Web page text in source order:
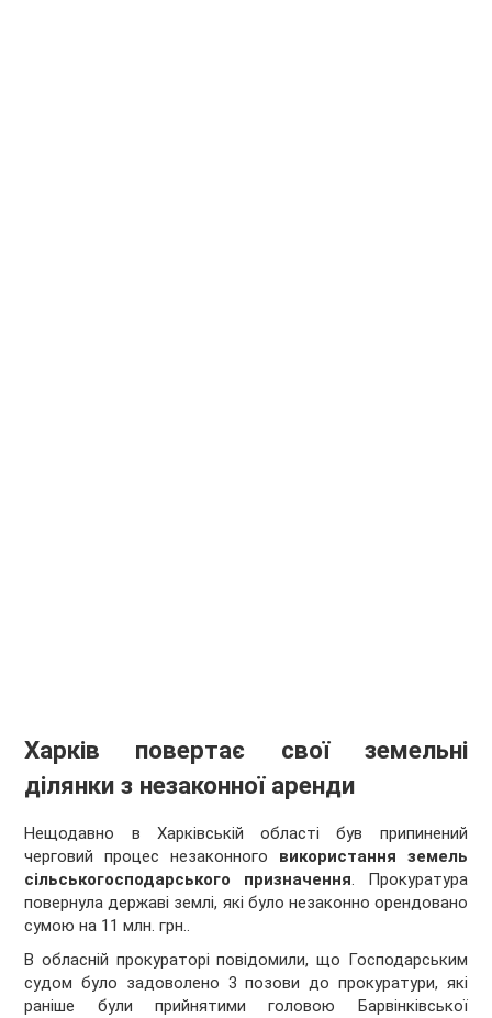
Харків повертає свої земельні
ділянки з незаконної аренди
Нещодавно в Харківській області був припинений
черговий процес незаконного використання земель
сільськогосподарського призначення. Прокуратура
повернула державі землі, які було незаконно орендовано
сумою на 11 млн. грн..
В обласній прокураторі повідомили, що Господарським
судом було задоволено 3 позови до прокуратури, які
раніше були прийнятими головою Барвінківської